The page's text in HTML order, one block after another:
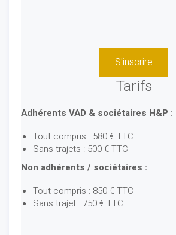
S'inscrire
Tarifs
Adhérents VAD & sociétaires H&P :
Tout compris : 580 € TTC
Sans trajets : 500 € TTC
Non adhérents / sociétaires :
Tout compris : 850 € TTC
Sans trajet : 750 € TTC